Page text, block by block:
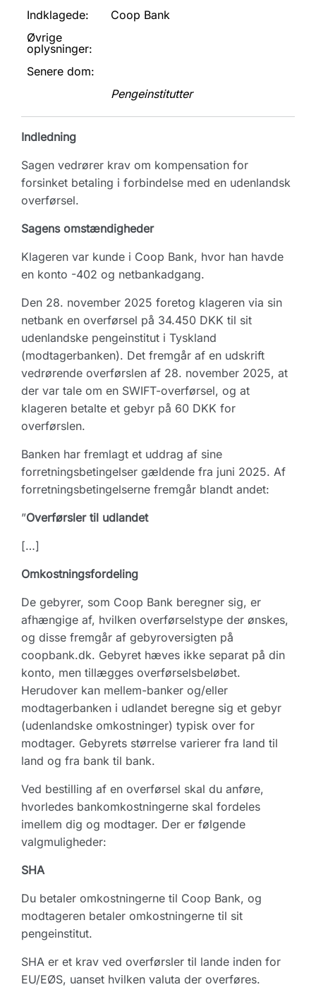
Indklagede:
Coop Bank
Øvrige
oplysninger:
Senere dom:
Pengeinstitutter
Indledning
Sagen vedrører krav om kompensation for
forsinket betaling i forbindelse med en udenlandsk
overførsel.
Sagens omstændigheder
Klageren var kunde i Coop Bank, hvor han havde
en konto -402 og netbankadgang.
Den 28. november 2025 foretog klageren via sin
netbank en overførsel på 34.450 DKK til sit
udenlandske pengeinstitut i Tyskland
(modtagerbanken). Det fremgår af en udskrift
vedrørende overførslen af 28. november 2025, at
der var tale om en SWIFT-overførsel, og at
klageren betalte et gebyr på 60 DKK for
overførslen.
Banken har fremlagt et uddrag af sine
forretningsbetingelser gældende fra juni 2025. Af
forretningsbetingelserne fremgår blandt andet:
”Overførsler til udlandet
[…]
Omkostningsfordeling
De gebyrer, som Coop Bank beregner sig, er
afhængige af, hvilken overførselstype der ønskes,
og disse fremgår af gebyroversigten på
coopbank.dk. Gebyret hæves ikke separat på din
konto, men tillægges overførselsbeløbet.
Herudover kan mellem-banker og/eller
modtagerbanken i udlandet beregne sig et gebyr
(udenlandske omkostninger) typisk over for
modtager. Gebyrets størrelse varierer fra land til
land og fra bank til bank.
Ved bestilling af en overførsel skal du anføre,
hvorledes bankomkostningerne skal fordeles
imellem dig og modtager. Der er følgende
valgmuligheder:
SHA
Du betaler omkostningerne til Coop Bank, og
modtageren betaler omkostningerne til sit
pengeinstitut.
SHA er et krav ved overførsler til lande inden for
EU/EØS, uanset hvilken valuta der overføres.